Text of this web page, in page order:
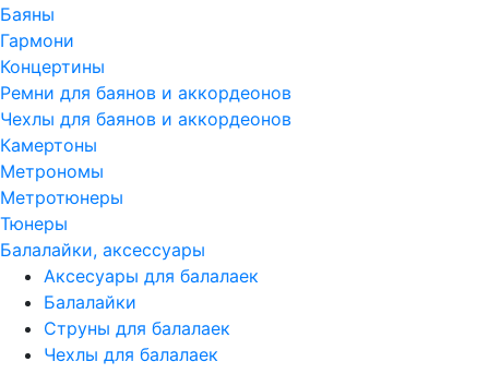
Баяны
Гармони
Концертины
Ремни для баянов и аккордеонов
Чехлы для баянов и аккордеонов
Камертоны
Метрономы
Метротюнеры
Тюнеры
Балалайки, аксессуары
Аксесуары для балалаек
Балалайки
Струны для балалаек
Чехлы для балалаек